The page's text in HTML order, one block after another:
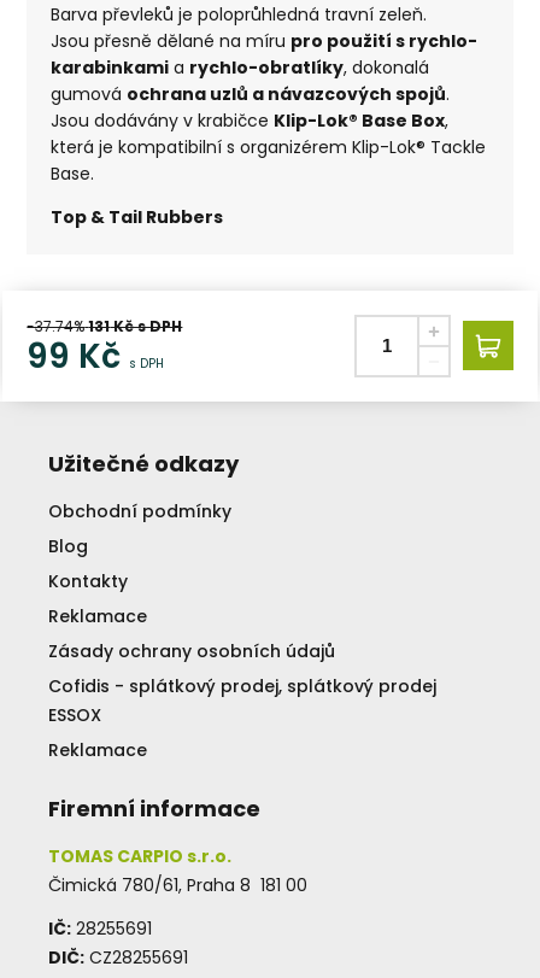
Barva převleků je poloprůhledná travní zeleň.
Jsou přesně dělané na míru pro použití s rychlo-
karabinkami a rychlo-obratlíky, dokonalá
gumová ochrana uzlů a návazcových spojů.
Jsou dodávány v krabičce Klip-Lok® Base Box,
která je kompatibilní s organizérem Klip-Lok® Tackle
Base.
Top & Tail Rubbers
-37.74%131Kč s DPH
99 Kč s DPH
Užitečné odkazy
Obchodní podmínky
Blog
Kontakty
Reklamace
Zásady ochrany osobních údajů
Cofidis - splátkový prodej, splátkový prodej
ESSOX
Reklamace
Firemní informace
TOMAS CARPIO s.r.o.
Čimická 780/61, Praha 8 181 00
IČ: 28255691
DIČ: CZ28255691